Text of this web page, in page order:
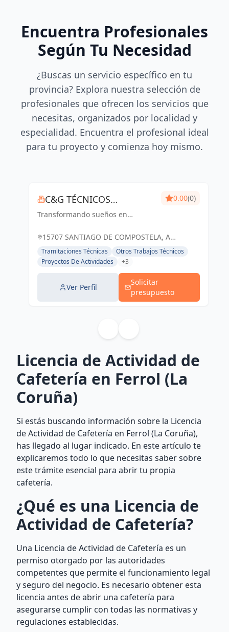
Encuentra Profesionales
Según Tu Necesidad
¿Buscas un servicio específico en tu
provincia? Explora nuestra selección de
profesionales que ofrecen los servicios que
necesitas, organizados por localidad y
especialidad. Encuentra el profesional ideal
para tu proyecto y comienza hoy mismo.
C&G TÉCNICOS
ASOCIADOS
Transformando sueños en
precisión y creatividad
0.00(0)
15707 SANTIAGO DE COMPOSTELA, A
CORUÑA, ESPAÑA, España
Tramitaciones Técnicas
Otros Trabajos Técnicos
Proyectos De Actividades
+3
Ver Perfil
Solicitar
presupuesto
Licencia de Actividad de
Cafetería en Ferrol (La
Coruña)
Si estás buscando información sobre la Licencia
de Actividad de Cafetería en Ferrol (La Coruña),
has llegado al lugar indicado. En este artículo te
explicaremos todo lo que necesitas saber sobre
este trámite esencial para abrir tu propia
cafetería.
¿Qué es una Licencia de
Actividad de Cafetería?
Una Licencia de Actividad de Cafetería es un
permiso otorgado por las autoridades
competentes que permite el funcionamiento legal
y seguro del negocio. Es necesario obtener esta
licencia antes de abrir una cafetería para
asegurarse cumplir con todas las normativas y
regulaciones establecidas.